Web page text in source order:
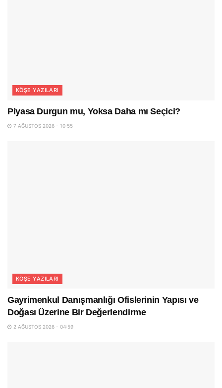
KÖŞE YAZILARI
Piyasa Durgun mu, Yoksa Daha mı Seçici?
7 AĞUSTOS 2026 - 10:55
KÖŞE YAZILARI
Gayrimenkul Danışmanlığı Ofislerinin Yapısı ve
Doğası Üzerine Bir Değerlendirme
2 AĞUSTOS 2026 - 04:59